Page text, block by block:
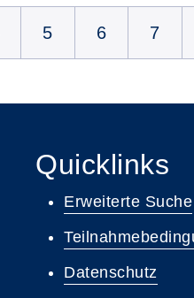
5 6 7
Quicklinks
Erweiterte Suche
Datenschutz